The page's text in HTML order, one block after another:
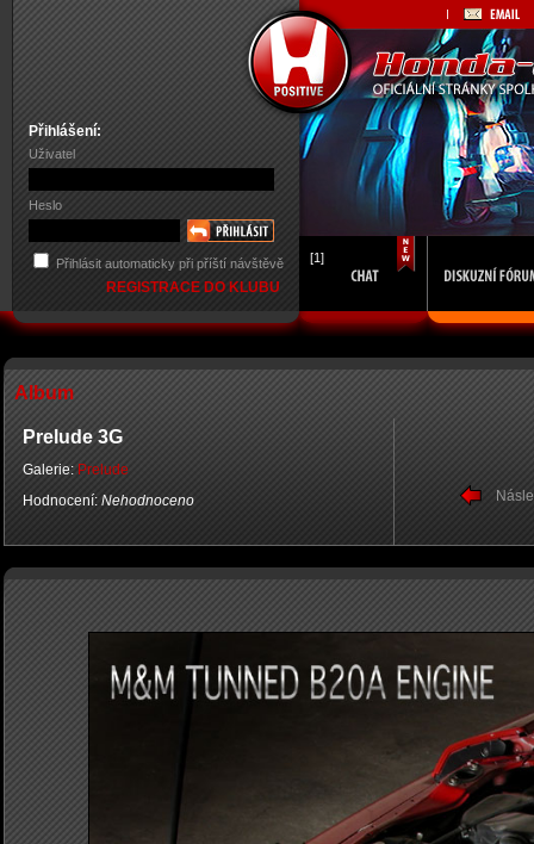
Přihlášení:
Uživatel
Heslo
Přihlásit automaticky při příští návštěvě
REGISTRACE DO KLUBU
[1]
Album
Prelude 3G
Galerie: Prelude
Hodnocení: Nehodnoceno